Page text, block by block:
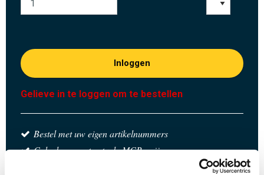
Inloggen
Gelieve in te loggen om te bestellen
Bestel met uw eigen artikelnummers
Calculeren met actuele MCB-prijzen